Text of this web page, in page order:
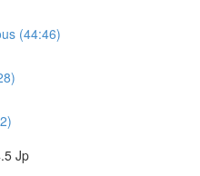
(44:46)
Jp